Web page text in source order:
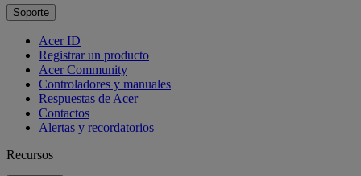
Soporte
Acer ID
Registrar un producto
Acer Community
Controladores y manuales
Respuestas de Acer
Contactos
Alertas y recordatorios
Recursos